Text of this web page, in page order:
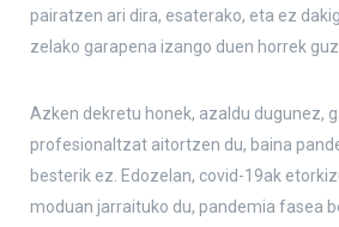
pairatzen ari dira, esaterako, eta ez
zelako garapena izango duen horrek
Azken dekretu honek, azaldu dugunez,
profesionaltzat aitortzen du, baina
besterik ez. Edozelan, covid-19ak
moduan jarraituko du, pandemia fasea